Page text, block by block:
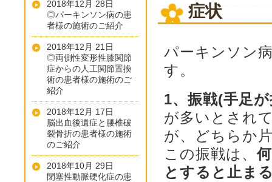
症状
パーキンソン
す。
1、振戦(手足
が多いとされ
が、どちらか
この振戦は、
とすると止ま
2018年12月 28日
◎パーキンソン病の患
者様の施術のご紹介
2018年12月 21日
◎両側性変形性膝関節
症からの人工関節置換
術の患者様の施術のご
紹介
2018年12月 17日
脳出血後遺症と腰椎破
裂骨折の患者様の施術
のご紹介
2018年10月 29日
閉塞性動脈硬化症の患